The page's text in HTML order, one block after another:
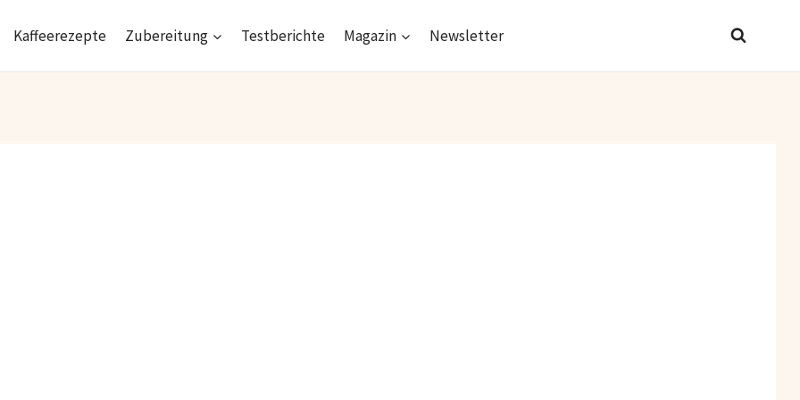
Kaffeerezepte Zubereitung Testberichte Magazin Newsletter